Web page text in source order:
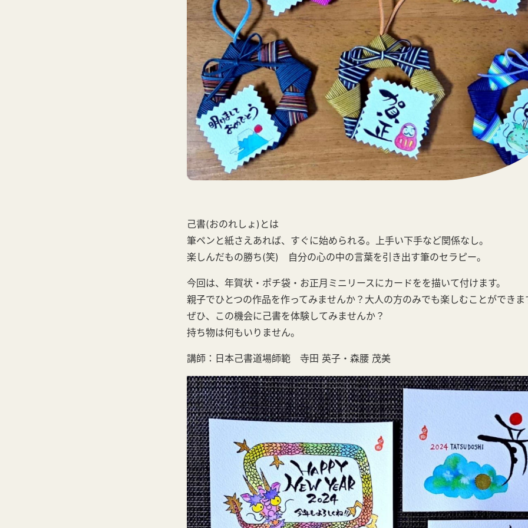
己書(おのれしょ)とは
筆ペンと紙さえあれば、すぐに始められる。上手い下手など関係なし。
楽しんだもの勝ち(笑) 自分の心の中の言葉を引き出す筆のセラピー。
今回は、年賀状・ポチ袋・お正月ミニリースにカードをを描いて付けます。
親子でひとつの作品を作ってみませんか？大人の方のみでも楽しむことができま
ぜひ、この機会に己書を体験してみませんか？
持ち物は何もいりません。
講師：日本己書道場師範 寺田 英子・森腰 茂美